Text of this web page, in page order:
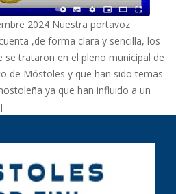
2024 Nuestra portavoz
,de forma clara y sencilla, los
trataron en el pleno municipal de
de Móstoles y que han sido temas
ya que han influido a un